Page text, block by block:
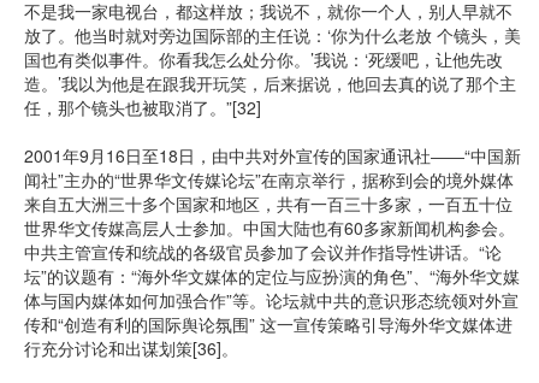
不是我一家电视台，都这样放；我说不，就你一个人，别人早就不
放了。他当时就对旁边国际部的主任说：‘你为什么老放 个镜头，美
国也有类似事件。你看我怎么处分你。’我说：‘死缓吧，让他先改
造。’我以为他是在跟我开玩笑，后来据说，他回去真的说了那个主
任，那个镜头也被取消了。”[32]
2001年9月16日至18日，由中共对外宣传的国家通讯社――“中国新
闻社”主办的“世界华文传媒论坛”在南京举行，据称到会的境外媒体
来自五大洲三十多个国家和地区，共有一百三十多家，一百五十位
世界华文传媒高层人士参加。中国大陆也有60多家新闻机构参会。
中共主管宣传和统战的各级官员参加了会议并作指导性讲话。“论
坛”的议题有：“海外华文媒体的定位与应扮演的角色”、“海外华文媒
体与国内媒体如何加强合作”等。论坛就中共的意识形态统领对外宣
传和“创造有利的国际舆论氛围” 这一宣传策略引导海外华文媒体进
行充分讨论和出谋划策[36]。